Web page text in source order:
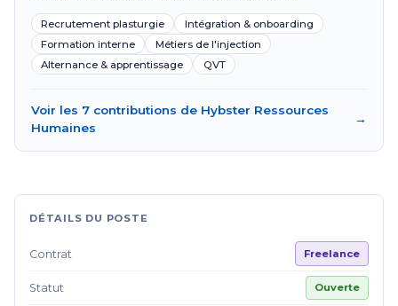
Recrutement plasturgie
Intégration & onboarding
Formation interne
Métiers de l'injection
Alternance & apprentissage
QVT
Voir les 7 contributions de Hybster Ressources
Humaines
→
DÉTAILS DU POSTE
Contrat Freelance
Statut Ouverte